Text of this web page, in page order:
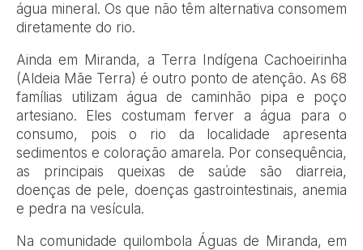
água mineral. Os que não têm alternativa consomem
diretamente do rio.
Ainda em Miranda, a Terra Indígena Cachoeirinha
(Aldeia Mãe Terra) é outro ponto de atenção. As 68
famílias utilizam água de caminhão pipa e poço
artesiano. Eles costumam ferver a água para o
consumo, pois o rio da localidade apresenta
sedimentos e coloração amarela. Por consequência,
as principais queixas de saúde são diarreia,
doenças de pele, doenças gastrointestinais, anemia
e pedra na vesícula.
Na comunidade quilombola Águas de Miranda, em